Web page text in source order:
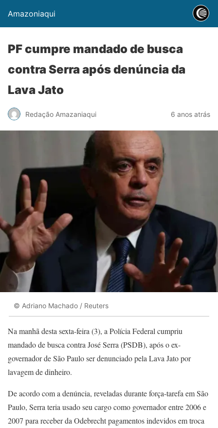
Amazoniaqui
PF cumpre mandado de busca
contra Serra após denúncia da
Lava Jato
Redação Amazaniaqui 6 anos atrás
© Adriano Machado / Reuters
Na manhã desta sexta-feira (3), a Polícia Federal cumpriu
mandado de busca contra José Serra (PSDB), após o ex-
governador de São Paulo ser denunciado pela Lava Jato por
lavagem de dinheiro.
De acordo com a denúncia, reveladas durante força-tarefa em São
Paulo, Serra teria usado seu cargo como governador entre 2006 e
2007 para receber da Odebrecht pagamentos indevidos em troca